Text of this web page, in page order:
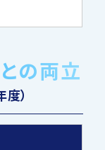
の両立
）